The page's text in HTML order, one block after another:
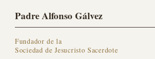
Padre Alfonso Gálvez
Fundador de la
Sociedad de Jesucristo Sacerdote